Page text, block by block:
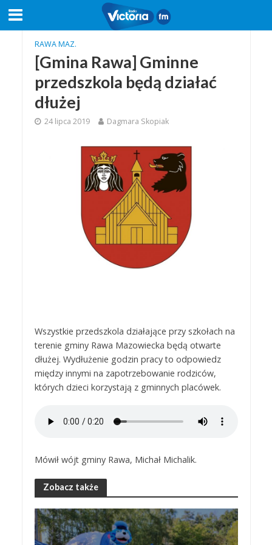
RAWA MAZ.
[Gmina Rawa] Gminne
przedszkola będą działać
dłużej
24 lipca 2019 Dagmara Skopiak
Wszystkie przedszkola działające przy szkołach na
terenie gminy Rawa Mazowiecka będą otwarte
dłużej. Wydłużenie godzin pracy to odpowiedz
między innymi na zapotrzebowanie rodziców,
których dzieci korzystają z gminnych placówek.
Mówił wójt gminy Rawa, Michał Michalik.
Zobacz także